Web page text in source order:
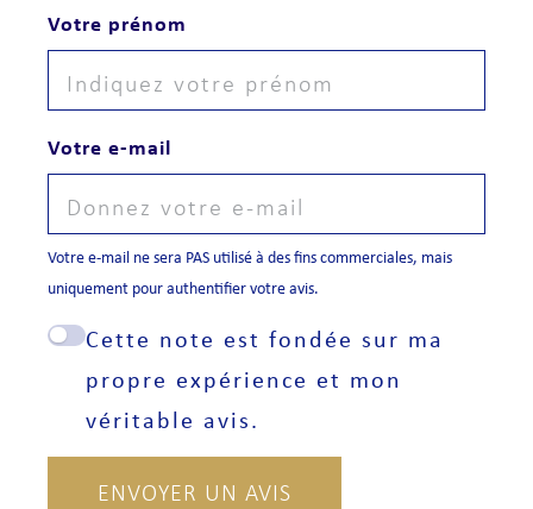
Votre prénom
Votre e-mail
Votre e-mail ne sera PAS utilisé à des fins commerciales, mais
uniquement pour authentifier votre avis.
Cette note est fondée sur ma
propre expérience et mon
véritable avis.
ENVOYER UN AVIS